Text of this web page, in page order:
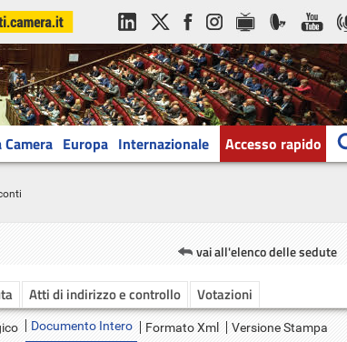
Europa Internazionale Accesso rapido
vai all'elenco delle sedute
Atti di indirizzo e controllo Votazioni
Documento Intero Formato Xml Versione Stampa